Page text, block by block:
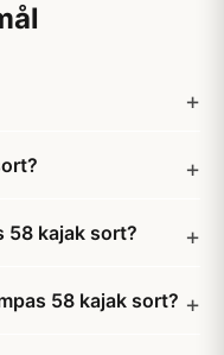
58 kajak sort?
58 kajak sort?